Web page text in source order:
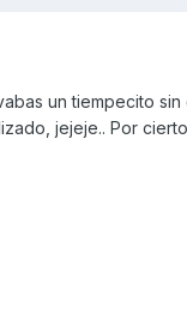
un tiempecito
jejeje.. Por